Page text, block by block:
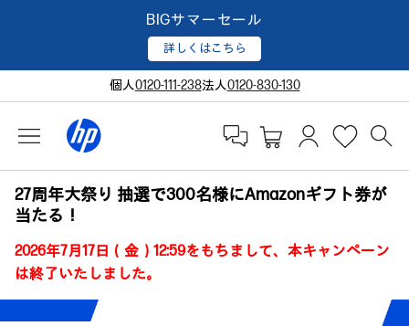
BIGサマーセール
詳しくはこちら
個人0120-111-238法人0120-830-130
27周年大祭り 抽選で300名様にAmazonギフト券が
当たる！
2026年7月17日（金）12:59をもちまして、本キャンペーン
は終了いたしました。